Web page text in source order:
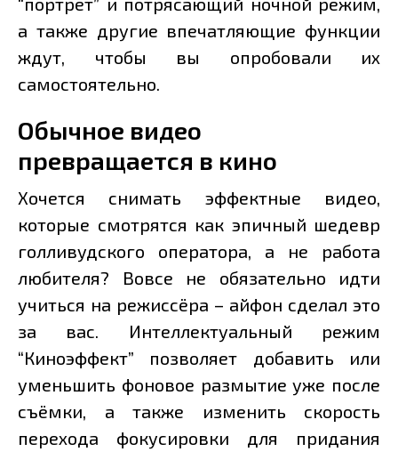
а также другие впечатляющие функции
ждут, чтобы вы опробовали их
самостоятельно.
Обычное видео
превращается в кино
Хочется снимать эффектные видео,
которые смотрятся как эпичный шедевр
голливудского оператора, а не работа
любителя? Вовсе не обязательно идти
учиться на режиссёра – айфон сделал это
за вас. Интеллектуальный режим
“Киноэффект” позволяет добавить или
уменьшить фоновое размытие уже после
съёмки, а также изменить скорость
перехода фокусировки для придания